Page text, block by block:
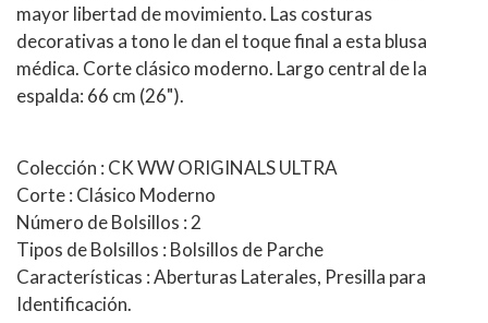
mayor libertad de movimiento. Las costuras
decorativas a tono le dan el toque final a esta blusa
médica. Corte clásico moderno. Largo central de la
espalda: 66 cm (26").
Colección : CK WW ORIGINALS ULTRA
Corte : Clásico Moderno
Número de Bolsillos : 2
Tipos de Bolsillos : Bolsillos de Parche
Características : Aberturas Laterales, Presilla para
Identificación.